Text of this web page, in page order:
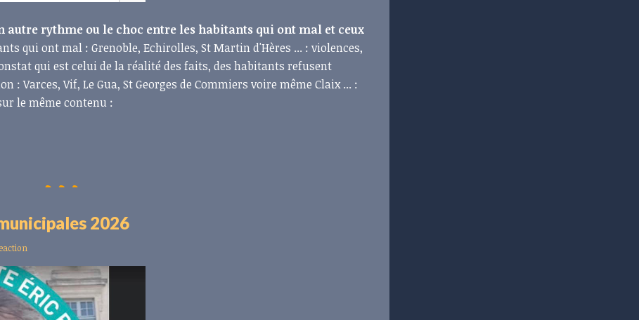
autre rythme ou le choc entre les habitants qui ont mal et ceux
qui ont mal : Grenoble, Echirolles, St Martin d'Hères ... : violences,
qui est celui de la réalité des faits, des habitants refusent
Varces, Vif, Le Gua, St Georges de Commiers voire même Claix ... :
le même contenu :
2026